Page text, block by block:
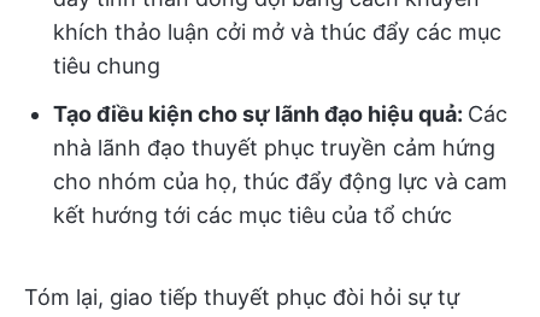
khích thảo luận cởi mở và thúc đẩy các mục
tiêu chung
Tạo điều kiện cho sự lãnh đạo hiệu quả: Các
nhà lãnh đạo thuyết phục truyền cảm hứng
cho nhóm của họ, thúc đẩy động lực và cam
kết hướng tới các mục tiêu của tổ chức
Tóm lại, giao tiếp thuyết phục đòi hỏi sự tự